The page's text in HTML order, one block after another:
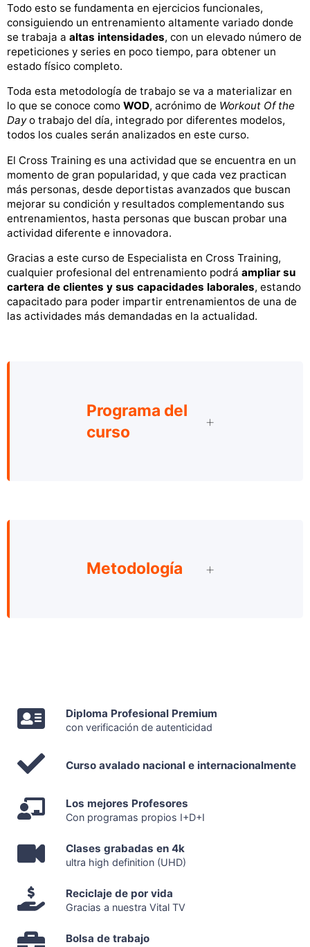
Todo esto se fundamenta en ejercicios funcionales,
consiguiendo un entrenamiento altamente variado donde
se trabaja a altas intensidades, con un elevado número de
repeticiones y series en poco tiempo, para obtener un
estado físico completo.
Toda esta metodología de trabajo se va a materializar en
lo que se conoce como WOD, acrónimo de Workout Of the
Dayo trabajo del día, integrado por diferentes modelos,
todos los cuales serán analizados en este curso.
El Cross Training es una actividad que se encuentra en un
momento de gran popularidad, y que cada vez practican
más personas, desde deportistas avanzados que buscan
mejorar su condición y resultados complementando sus
entrenamientos, hasta personas que buscan probar una
actividad diferente e innovadora.
Gracias a este curso de Especialista en Cross Training,
cualquier profesional del entrenamiento podrá ampliar su
cartera de clientes y sus capacidades laborales, estando
capacitado para poder impartir entrenamientos de una de
las actividades más demandadas en la actualidad.
Programa del
curso
Metodología
Diploma Profesional Premium
con verificación de autenticidad
Curso avalado nacional e internacionalmente
Los mejores Profesores
Con programas propios I+D+I
Clases grabadas en 4k
ultra high definition (UHD)
Reciclaje de por vida
Gracias a nuestra Vital TV
Bolsa de trabajo